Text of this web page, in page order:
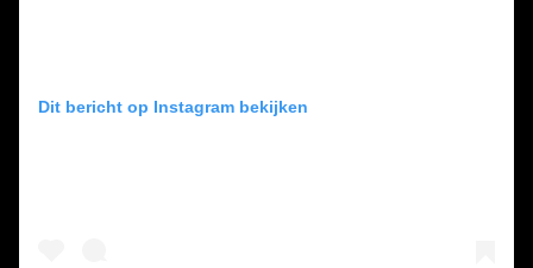
Dit bericht op Instagram bekijken